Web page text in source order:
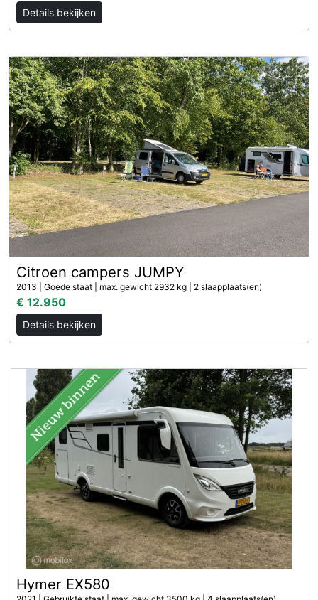
Details bekijken
Citroen campers JUMPY
2013 | Goede staat | max. gewicht 2932 kg | 2 slaapplaats(en)
€ 12.950
Details bekijken
Hymer EX580